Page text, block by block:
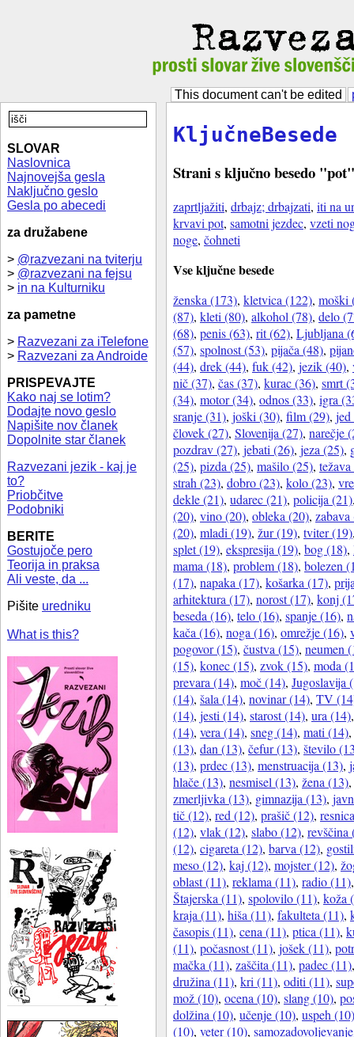
This document can't be edited
SLOVAR
Naslovnica
Najnovejša gesla
Naključno geslo
Gesla po abecedi
za družabene
> @razvezani na tviterju
> @razvezani na fejsu
> in na Kulturniku
za pametne
> Razvezani za iTelefone
> Razvezani za Androide
PRISPEVAJTE
Kako naj se lotim?
Dodajte novo geslo
Napišite nov članek
Dopolnite star članek
Razvezani jezik - kaj je
to?
Priobčitve
Podobniki
BERITE
Gostujoče pero
Teorija in praksa
Ali veste, da ...
Pišite uredniku
What is this?
KljučneBesede
Strani s ključno besedo "pot"
zaprtljažiti, drbajz; drbajzati, iti na
krvavi pot, samotni jezdec, vzeti
noge, čohneti
Vse ključne besede
ženska (173), kletvica (122), moški
(87), kleti (80), alkohol (78), delo
(68), penis (63), rit (62), Ljubljana
(57), spolnost (53), pijača (48),
(44), drek (44), fuk (42), jezik (40),
nič (37), čas (37), kurac (36), smrt
(34), motor (34), odnos (33), igra
sranje (31), joški (30), film (29), jed
človek (27), Slovenija (27), narečje
pozdrav (27), jebati (26), jeza (25),
(25), pizda (25), mašilo (25),
strah (23), dobro (23), kolo (23),
dekle (21), udarec (21), policija (21)
(20), vino (20), obleka (20),
(20), mladi (19), žur (19), tviter (19)
splet (19), ekspresija (19), bog (18),
mama (18), problem (18), bolezen
(17), napaka (17), košarka (17),
arhitektura (17), norost (17), konj
beseda (16), telo (16), spanje (16),
kača (16), noga (16), omrežje (16),
pogovor (15), čustva (15), neumen
(15), konec (15), zvok (15), moda
prevara (14), moč (14), Jugoslavija
(14), šala (14), novinar (14), TV
(14), jesti (14), starost (14), ura (14)
(14), vera (14), sneg (14), mati (14),
(13), dan (13), čefur (13), število
(13), prdec (13), menstruacija (13),
hlače (13), nesmisel (13), žena (13),
zmerljivka (13), gimnazija (13),
tič (12), red (12), prašič (12),
(12), vlak (12), slabo (12), revščina
(12), cigareta (12), barva (12),
meso (12), kaj (12), mojster (12),
oblast (11), reklama (11), radio (11)
Štajerska (11), spolovilo (11), koža
kraja (11), hiša (11), fakulteta (11),
časopis (11), cena (11), ptica (11),
(11), počasnost (11), jošek (11),
mačka (11), zaščita (11), padec (11)
družina (11), kri (11), oditi (11),
mož (10), ocena (10), slang (10),
dolžina (10), učenje (10), uspeh (10)
(10), veter (10),